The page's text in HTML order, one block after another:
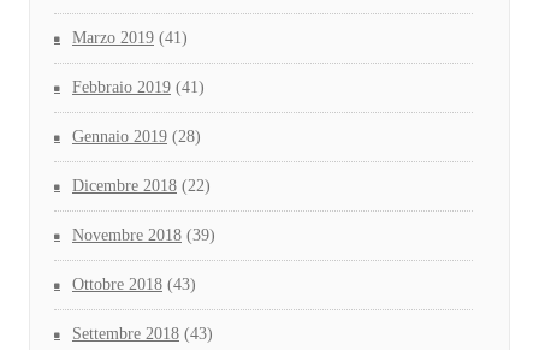
Marzo 2019 (41)
Febbraio 2019 (41)
Gennaio 2019 (28)
Dicembre 2018 (22)
Novembre 2018 (39)
Ottobre 2018 (43)
Settembre 2018 (43)